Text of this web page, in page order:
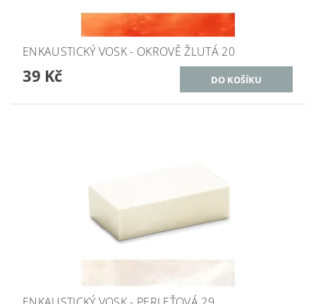
ENKAUSTICKÝ VOSK - OKROVĚ ŽLUTÁ 20
39 Kč